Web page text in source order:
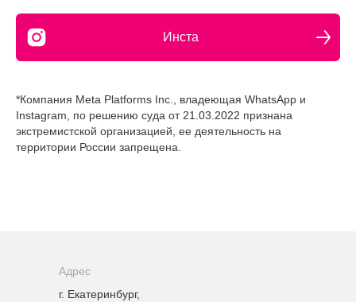
Инста
*Компания Meta Platforms Inc., владеющая WhatsApp и
Instagram, по решению суда от 21.03.2022 признана
экстремистской организацией, ее деятельность на
территории России запрещена.
Адрес
г. Екатеринбург,